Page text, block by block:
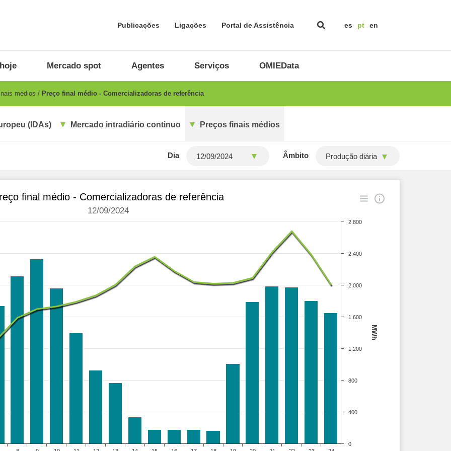
Publicações Ligações Portal de Assistência es pt en
Mercado spot Agentes Serviços OMIEData
médios Preço final médio - Comercializadoras de referência
(IDAs) Mercado intradiário continuo Preços finais médios
Dia Âmbito Produção diária
MWh
final médio - Comercializadoras de referência
12/09/2024
0
400
800
1.200
1.600
2.000
2.400
2.800